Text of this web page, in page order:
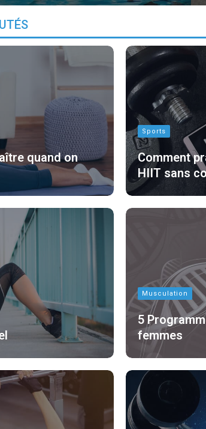
quand on
Sports
Comment
HIIT sans
Musculation
5
femmes